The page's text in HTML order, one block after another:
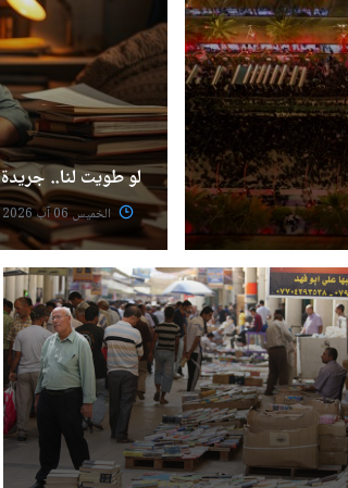
لو طويت لنا.. جريدة
الخميس 06 آب 2026